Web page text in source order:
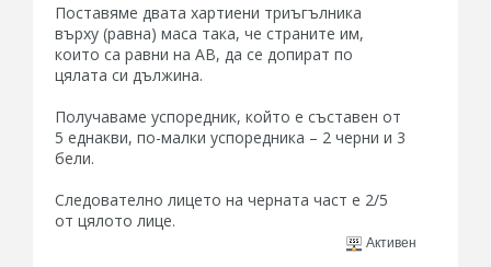
Поставяме двата хартиени триъгълника
върху (равна) маса така, че страните им,
които са равни на АВ, да се допират по
цялата си дължина.
Получаваме успоредник, който е съставен от
5 еднакви, по-малки успоредника – 2 черни и 3
бели.
Следователно лицето на черната част е 2/5
от цялото лице.
Активен